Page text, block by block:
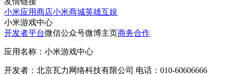
小米应用商店小米商城英雄互娱
小米游戏中心
开发者平台微信公众号微博主页商务合作
应用名称：小米游戏中心
开发者：北京瓦力网络科技有限公司 电话：010-60606666